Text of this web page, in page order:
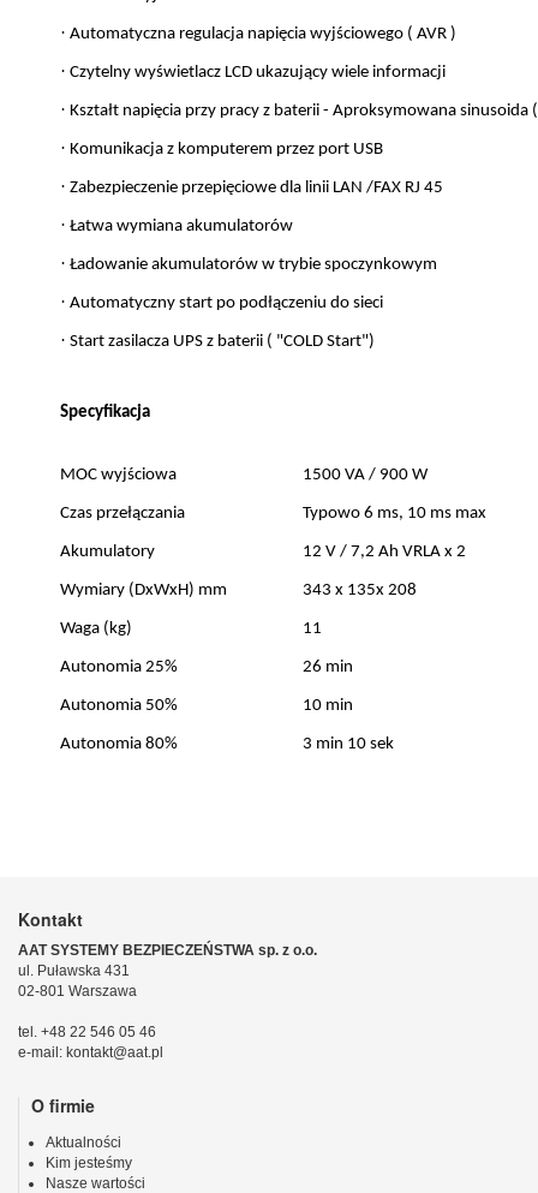
· Automatyczna regulacja napięcia wyjściowego ( AVR )
· Czytelny wyświetlacz LCD ukazujący wiele informacji
· Kształt napięcia przy pracy z baterii - Aproksymowana sinusoida (
· Komunikacja z komputerem przez port USB
· Zabezpieczenie przepięciowe dla linii LAN /FAX RJ 45
· Łatwa wymiana akumulatorów
· Ładowanie akumulatorów w trybie spoczynkowym
· Automatyczny start po podłączeniu do sieci
· Start zasilacza UPS z baterii ( "COLD Start")
Specyfikacja
MOC wyjściowa 1500 VA / 900 W
Czas przełączania Typowo 6 ms, 10 ms max
Akumulatory 12 V / 7,2 Ah VRLA x 2
Wymiary (DxWxH) mm 343 x 135x 208
Waga (kg) 11
Autonomia 25% 26 min
Autonomia 50% 10 min
Autonomia 80% 3 min 10 sek
Kontakt
AAT SYSTEMY BEZPIECZEŃSTWA sp. z o.o.
ul. Puławska 431
02-801 Warszawa
tel. +48 22 546 05 46
e-mail: kontakt@aat.pl
O firmie
Aktualności
Kim jesteśmy
Nasze wartości